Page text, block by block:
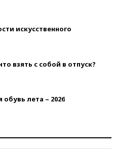
искусственного
взять с собой в отпуск?
лета – 2026